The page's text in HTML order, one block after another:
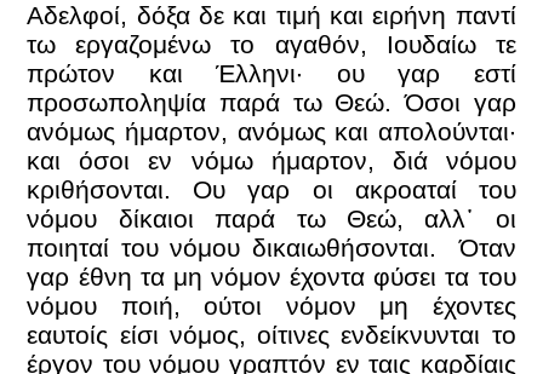
Αδελφοί, δόξα δε και τιμή και ειρήνη παντί
τω εργαζομένω το αγαθόν, Ιουδαίω τε
πρώτον και Έλληνι· ου γαρ εστί
προσωποληψία παρά τω Θεώ. Όσοι γαρ
ανόμως ήμαρτον, ανόμως και απολούνται·
και όσοι εν νόμω ήμαρτον, διά νόμου
κριθήσονται. Ου γαρ οι ακροαταί του
νόμου δίκαιοι παρά τω Θεώ, αλλ᾿ οι
ποιηταί του νόμου δικαιωθήσονται. Όταν
γαρ έθνη τα μη νόμον έχοντα φύσει τα του
νόμου ποιή, ούτοι νόμον μη έχοντες
εαυτοίς είσι νόμος, οίτινες ενδείκνυνται το
έργον του νόμου γραπτόν εν ταις καρδίαις